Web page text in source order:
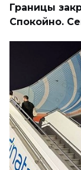
Границы
Спокойно.